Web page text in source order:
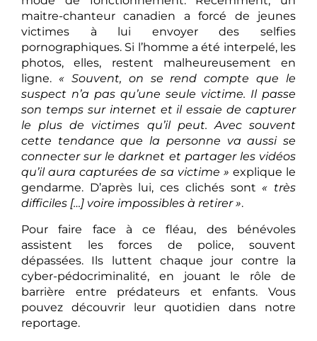
maitre-chanteur canadien a forcé de jeunes
victimes à lui envoyer des selfies
pornographiques. Si l’homme a été interpelé, les
photos, elles, restent malheureusement en
ligne. « Souvent, on se rend compte que le
suspect n’a pas qu’une seule victime. Il passe
son temps sur internet et il essaie de capturer
le plus de victimes qu’il peut. Avec souvent
cette tendance que la personne va aussi se
connecter sur le darknet et partager les vidéos
qu’il aura capturées de sa victime » explique le
gendarme. D’après lui, ces clichés sont « très
difficiles […] voire impossibles à retirer ».
Pour faire face à ce fléau, des bénévoles
assistent les forces de police, souvent
dépassées. Ils luttent chaque jour contre la
cyber-pédocriminalité, en jouant le rôle de
barrière entre prédateurs et enfants. Vous
pouvez découvrir leur quotidien dans notre
reportage.